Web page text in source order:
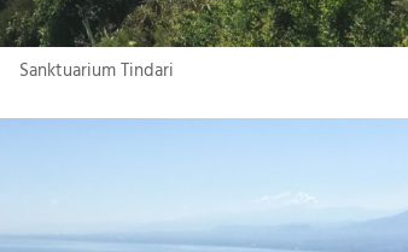
Sanktuarium Tindari